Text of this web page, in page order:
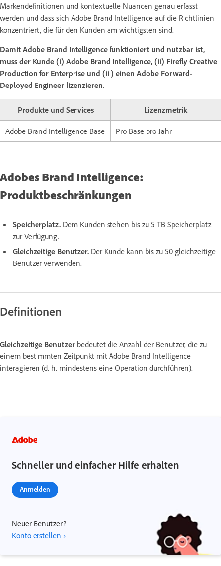
Markendefinitionen und kontextuelle Nuancen genau erfasst
werden und dass sich Adobe Brand Intelligence auf die Richtlinien
konzentriert, die für den Kunden am wichtigsten sind.
Damit Adobe Brand Intelligence funktioniert und nutzbar ist,
muss der Kunde (i) Adobe Brand Intelligence, (ii) Firefly Creative
Production for Enterprise und (iii) einen Adobe Forward-
Deployed Engineer lizenzieren.
Produkte und Services Lizenzmetrik
Adobe Brand Intelligence Base Pro Base pro Jahr
Adobes Brand Intelligence:
Produktbeschränkungen
Speicherplatz. Dem Kunden stehen bis zu 5 TB Speicherplatz
zur Verfügung.
Gleichzeitige Benutzer. Der Kunde kann bis zu 50 gleichzeitige
Benutzer verwenden.
Definitionen
Gleichzeitige Benutzer bedeutet die Anzahl der Benutzer, die zu
einem bestimmten Zeitpunkt mit Adobe Brand Intelligence
interagieren (d. h. mindestens eine Operation durchführen).
Schneller und einfacher Hilfe erhalten
Anmelden
Neuer Benutzer?
Konto erstellen ›